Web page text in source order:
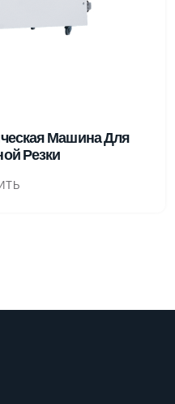
Машина Для
Резки